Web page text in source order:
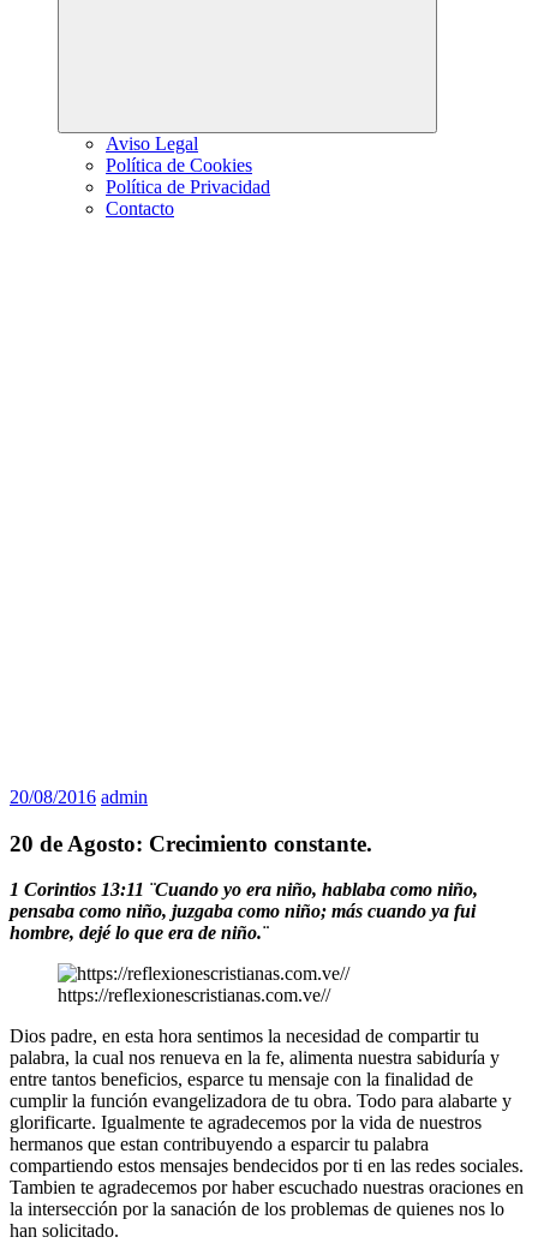
Aviso Legal
Política de Cookies
Política de Privacidad
Contacto
20/08/2016 admin
20 de Agosto: Crecimiento constante.
1 Corintios 13:11 ¨Cuando yo era niño, hablaba como niño,
pensaba como niño, juzgaba como niño; más cuando ya fui
hombre, dejé lo que era de niño.¨
https://reflexionescristianas.com.ve//
Dios padre, en esta hora sentimos la necesidad de compartir tu
palabra, la cual nos renueva en la fe, alimenta nuestra sabiduría y
entre tantos beneficios, esparce tu mensaje con la finalidad de
cumplir la función evangelizadora de tu obra. Todo para alabarte y
glorificarte. Igualmente te agradecemos por la vida de nuestros
hermanos que estan contribuyendo a esparcir tu palabra
compartiendo estos mensajes bendecidos por ti en las redes sociales.
Tambien te agradecemos por haber escuchado nuestras oraciones en
la intersección por la sanación de los problemas de quienes nos lo
han solicitado.